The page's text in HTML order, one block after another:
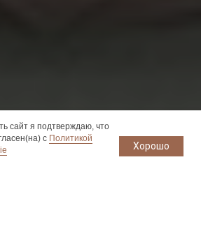
сайт я подтверждаю, что
с Политикой
Хорошо